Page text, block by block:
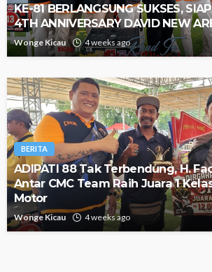
KE-81 BERLANGSUNG SUKSES,
4TH ANNIVERSARY DAVID NEW
Wonge Kicau 4 weeks ago
BERITA
ADIPATI 88 Tak Terbendung, H.
Antar CMC Team Raih Juara 1
Motor
Wonge Kicau 4 weeks ago